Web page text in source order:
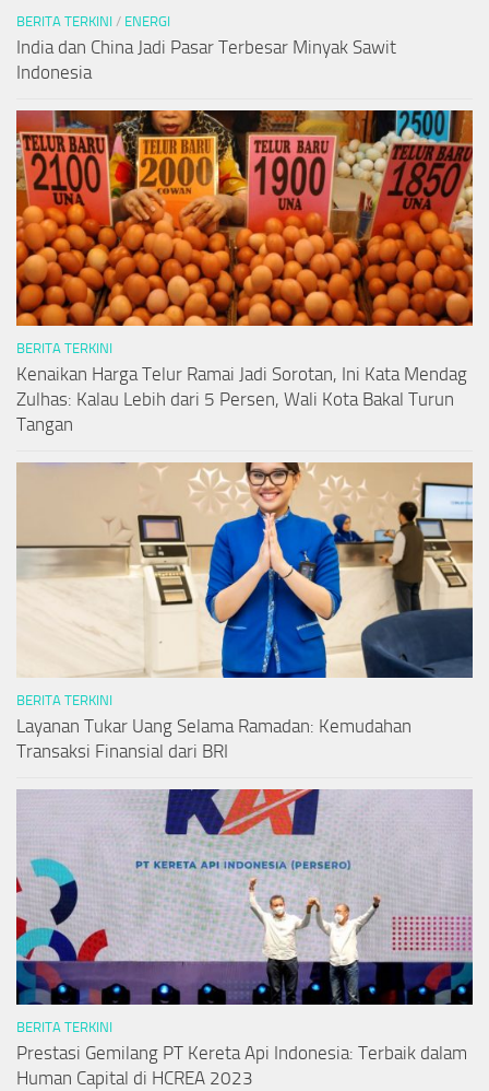
BERITA TERKINI / ENERGI
India dan China Jadi Pasar Terbesar Minyak Sawit
Indonesia
BERITA TERKINI
Kenaikan Harga Telur Ramai Jadi Sorotan, Ini Kata Mendag
Zulhas: Kalau Lebih dari 5 Persen, Wali Kota Bakal Turun
Tangan
BERITA TERKINI
Layanan Tukar Uang Selama Ramadan: Kemudahan
Transaksi Finansial dari BRI
BERITA TERKINI
Prestasi Gemilang PT Kereta Api Indonesia: Terbaik dalam
Human Capital di HCREA 2023